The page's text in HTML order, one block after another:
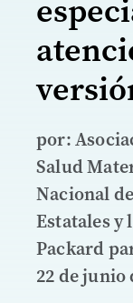
por:
Salud
Nacional
Estatales y
Packard
22 de junio